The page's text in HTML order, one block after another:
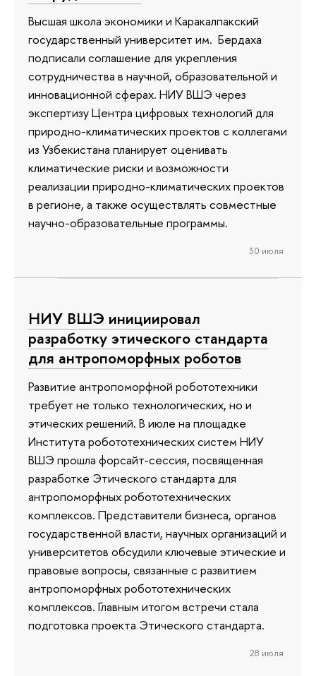
Высшая школа экономики и Каракалпакский
государственный университет им. Бердаха
подписали соглашение для укрепления
сотрудничества в научной, образовательной и
инновационной сферах. НИУ ВШЭ через
экспертизу Центра цифровых технологий для
природно-климатических проектов с коллегами
из Узбекистана планирует оценивать
климатические риски и возможности
реализации природно-климатических проектов
в регионе, а также осуществлять совместные
научно-образовательные программы.
30 июля
НИУ ВШЭ инициировал
разработку этического стандарта
для антропоморфных роботов
Развитие антропоморфной робототехники
требует не только технологических, но и
этических решений. В июле на площадке
Института робототехнических систем НИУ
ВШЭ прошла форсайт-сессия, посвященная
разработке Этического стандарта для
антропоморфных робототехнических
комплексов. Представители бизнеса, органов
государственной власти, научных организаций и
университетов обсудили ключевые этические и
правовые вопросы, связанные с развитием
антропоморфных робототехнических
комплексов. Главным итогом встречи стала
подготовка проекта Этического стандарта.
28 июля